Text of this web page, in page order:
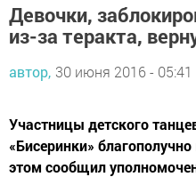
Девочки,
из-за теракта,
автор, 30 июня 2016 - 05:41
Участницы детского
«Бисеринки»
этом сообщил